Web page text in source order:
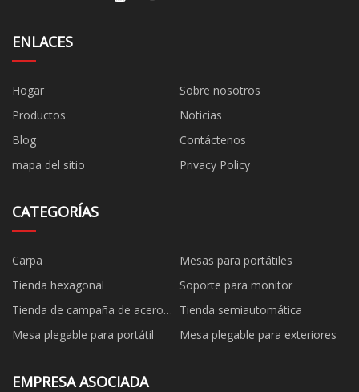
ENLACES
Hogar
Sobre nosotros
Productos
Noticias
Blog
Contáctenos
mapa del sitio
Privacy Policy
CATEGORÍAS
Carpa
Mesas para portátiles
Tienda hexagonal
Soporte para monitor
Tienda de campaña de acero
negro
Tienda semiautomática
Mesa plegable para portátil
Mesa plegable para exteriores
EMPRESA ASOCIADA